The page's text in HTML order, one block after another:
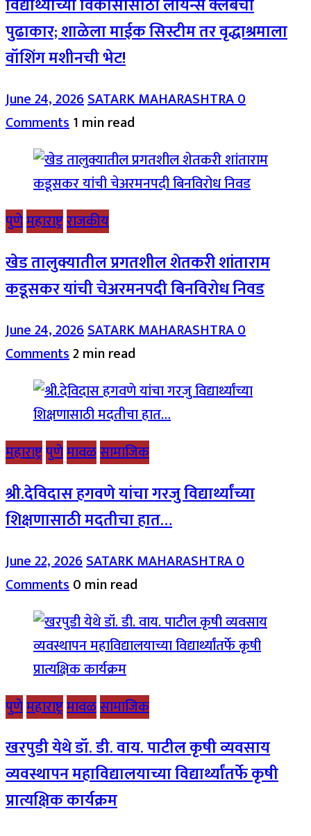
विद्यार्थ्यांच्या विकासासाठी लायन्स क्लबचा
पुढाकार; शाळेला माईक सिस्टीम तर वृद्धाश्रमाला
वॉशिंग मशीनची भेट!
June 24, 2026SATARK MAHARASHTRA0
Comments1 min read
पुणेमहाराष्ट्रराजकीय
खेड तालुक्यातील प्रगतशील शेतकरी शांताराम
कडूसकर यांची चेअरमनपदी बिनविरोध निवड
June 24, 2026SATARK MAHARASHTRA0
Comments2 min read
महाराष्ट्रपुणेमावळसामाजिक
श्री.देविदास हगवणे यांचा गरजु विद्यार्थ्यांच्या
शिक्षणासाठी मदतीचा हात…
June 22, 2026SATARK MAHARASHTRA0
Comments0 min read
पुणेमहाराष्ट्रमावळसामाजिक
खरपुडी येथे डॉ. डी. वाय. पाटील कृषी व्यवसाय
व्यवस्थापन महाविद्यालयाच्या विद्यार्थ्यांतर्फे कृषी
प्रात्यक्षिक कार्यक्रम